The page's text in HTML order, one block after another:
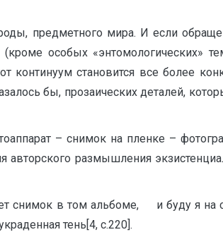
предметного мира. И если
особых «энтомологических»
континуум становится все более
бы, прозаических деталей,
– снимок на пленке –
размышления
снимок в том альбоме, и буду я
тень[4, с.220].